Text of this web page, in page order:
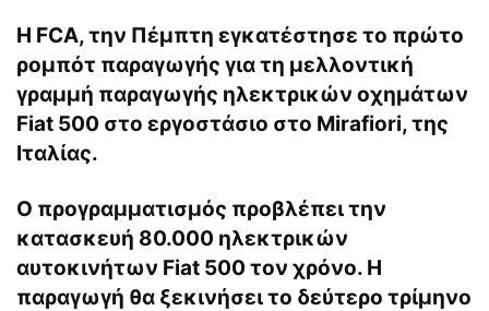
Η FCA, την Πέμπτη εγκατέστησε το πρώτο
ρομπότ παραγωγής για τη μελλοντική
γραμμή παραγωγής ηλεκτρικών οχημάτων
Fiat 500 στο εργοστάσιο στο Mirafiori, της
Ιταλίας.
O προγραμματισμός προβλέπει την
κατασκευή 80.000 ηλεκτρικών
αυτοκινήτων Fiat 500 τον χρόνο. Η
παραγωγή θα ξεκινήσει το δεύτερο τρίμηνο